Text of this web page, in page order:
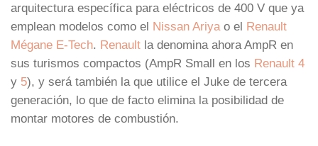
arquitectura específica para eléctricos de 400 V que ya
emplean modelos como el Nissan Ariya o el Renault
Mégane E-Tech. Renault la denomina ahora AmpR en
sus turismos compactos (AmpR Small en los Renault 4
y 5), y será también la que utilice el Juke de tercera
generación, lo que de facto elimina la posibilidad de
montar motores de combustión.